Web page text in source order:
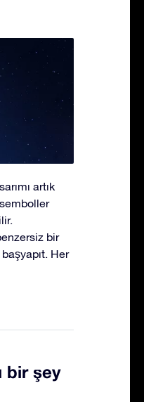
artık
bir
Her
bir şey